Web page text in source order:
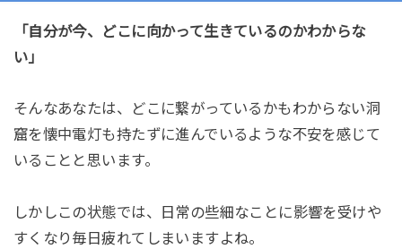
「自分が今、どこに向かって生きているのかわからな
い」
そんなあなたは、どこに繋がっているかもわからない洞
窟を懐中電灯も持たずに進んでいるような不安を感じて
いることと思います。
しかしこの状態では、日常の些細なことに影響を受けや
すくなり毎日疲れてしまいますよね。